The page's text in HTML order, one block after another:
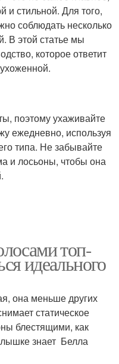
и стильной. Для того,
соблюдать несколько
В этой статье мы
которое ответит
поэтому ухаживайте
ежедневно, используя
типа. Не забывайте
и лосьоны, чтобы она
топ-
идеального
она меньше других
статическое
блестящими, как
знает Белла